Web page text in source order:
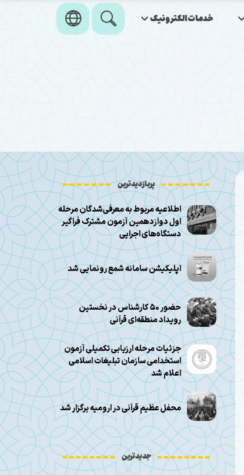
خدمات‌الکترونیک
پربازدیدترین
اطلاعیه مربوط به معرفی‌شدگان مرحله
اول دوازدهمین آزمون مشترک فراگیر
دستگاه‌های اجرایی
اپلیکیشن سامانه شمع رونمایی شد
حضور ۵۰ کارشناس در نخستین
رویداد منطقه‌ای قرآنی
جزئیات مرحله ارزیابی تکمیلی آزمون
استخدامی سازمان تبلیغات اسلامی
اعلام شد
محفل عظیم قرآنی در ارومیه برگزار شد
جدیدترین